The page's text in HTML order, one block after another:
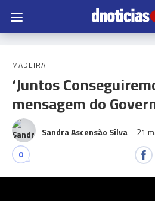
MADEIRA
‘Juntos
mensagem do
Sandra Ascensão Silva 21
0